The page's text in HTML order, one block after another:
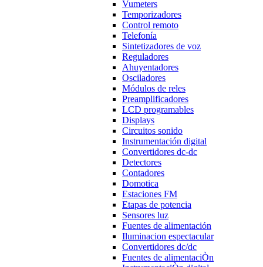
Vumeters
Temporizadores
Control remoto
Telefonía
Sintetizadores de voz
Reguladores
Ahuyentadores
Osciladores
Módulos de reles
Preamplificadores
LCD programables
Displays
Circuitos sonido
Instrumentación digital
Convertidores dc-dc
Detectores
Contadores
Domotica
Estaciones FM
Etapas de potencia
Sensores luz
Fuentes de alimentación
Iluminacion espectacular
Convertidores dc/dc
Fuentes de alimentaciÒn